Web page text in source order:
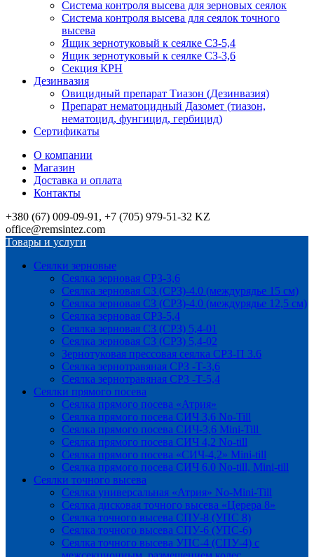
Система контроля высева для зерновых сеялок
Система контроля высева для сеялок точного
высева
Ящик зернотуковый к сеялке СЗ-5,4
Ящик зернотуковый к сеялке СЗ-3,6
Секция КРН
Дезинвазия
Овицидный препарат Тиазон (Дезинвазия)
Препарат нематоцидный Дазомет (тиазон,
нематоцид, фунгицид, гербицид)
Сертификаты
О компании
Магазин
Доставка и оплата
Контакты
+380 (67) 009-09-91, +7 (705) 979-51-32 KZ
office@remsintez.com
Товары и услуги
Сеялки зерновые
Сеялка зерновая СРЗ-3,6
Сеялка зерновая СЗ (СРЗ)-4.0 (междурядье 15 см)
Сеялка зерновая СЗ (СРЗ)-4.0 (междурядье 12,5 см)
Сеялка зерновая СРЗ-5,4
Сеялка зерновая СЗ (СРЗ) 5,4-01
Сеялка зерновая СЗ (СРЗ) 5,4-02
Зернотуковая прессовая сеялка СРЗ-П 3.6
Сеялка зернотравяная СРЗ -Т-3,6
Сеялка зернотравяная СРЗ -Т-5,4
Сеялки прямого посева
Сеялка прямого посева «Атрия»
Сеялка прямого посева СИЧ 3,6 No-Till
Сеялка прямого посева СИЧ-3,6 Mini-Till
Сеялка прямого посева СИЧ 4,2 No-till
Сеялка прямого посева «СИЧ-4,2» Mini-till
Сеялка прямого посева СИЧ 6.0 No-till, Mini-till
Сеялки точного высева
Сеялка универсальная «Атрия» No-Mini-Till
Сеялка дисковая точного высева «Церера 8»
Сеялка точного высева СПУ-8 (УПС 8)
Сеялка точного высева СПУ-6 (УПС-6)
Сеялка точного высева УПС-4 (СПУ-4) с